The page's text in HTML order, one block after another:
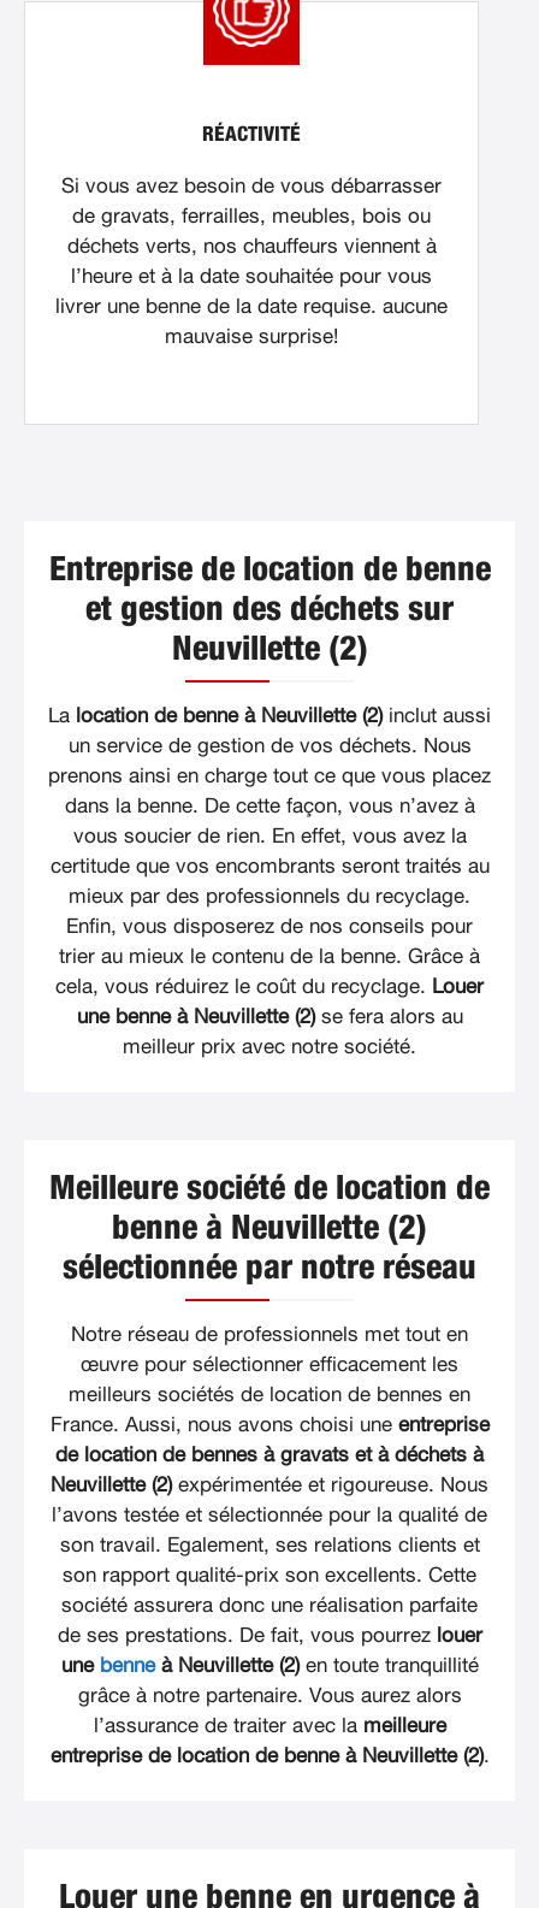
RÉACTIVITÉ
Si vous avez besoin de vous débarrasser
de gravats, ferrailles, meubles, bois ou
déchets verts, nos chauffeurs viennent à
l’heure et à la date souhaitée pour vous
livrer une benne de la date requise. aucune
mauvaise surprise!
Entreprise de location de benne
et gestion des déchets sur
Neuvillette (2)
La location de benne à Neuvillette (2)inclut aussi
un service de gestion de vos déchets. Nous
prenons ainsi en charge tout ce que vous placez
dans la benne. De cette façon, vous n’avez à
vous soucier de rien. En effet, vous avez la
certitude que vos encombrants seront traités au
mieux par des professionnels du recyclage.
Enfin, vous disposerez de nos conseils pour
trier au mieux le contenu de la benne. Grâce à
cela, vous réduirez le coût du recyclage. Louer
une benne à Neuvillette (2)se fera alors au
meilleur prix avec notre société.
Meilleure société de location de
benne à Neuvillette (2)
sélectionnée par notre réseau
Notre réseau de professionnels met tout en
œuvre pour sélectionner efficacement les
meilleurs sociétés de location de bennes en
France. Aussi, nous avons choisi une entreprise
de location de bennes à gravats et à déchets à
Neuvillette (2)expérimentée et rigoureuse. Nous
l’avons testée et sélectionnée pour la qualité de
son travail. Egalement, ses relations clients et
son rapport qualité-prix son excellents. Cette
société assurera donc une réalisation parfaite
de ses prestations. De fait, vous pourrez louer
une benneà Neuvillette (2)en toute tranquillité
grâce à notre partenaire. Vous aurez alors
l’assurance de traiter avec la meilleure
entreprise de location de benne à Neuvillette (2).
Louer une benne en urgence à